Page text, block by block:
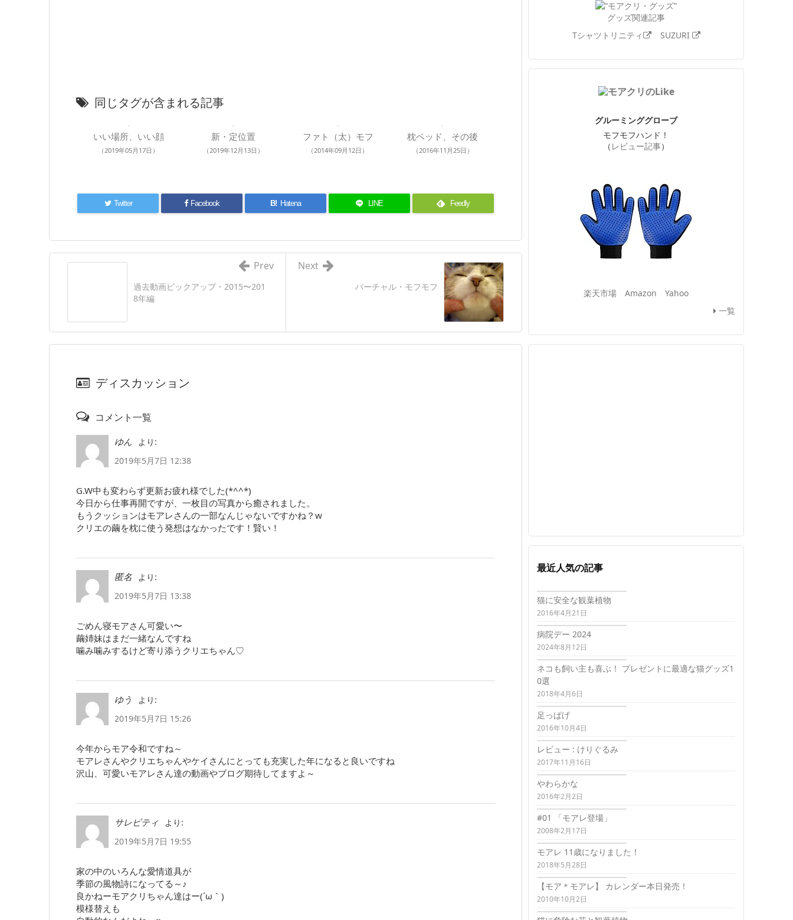
同じタグが含まれる記事
いい場所、いい顔
（2019年05月17日）
新・定位置
（2019年12月13日）
ファト（太）モフ
（2014年09月12日）
枕ベッド、その後
（2016年11月25日）
Twitter Facebook B! Hatena LINE Feedly
バーチャル・モフモフ
Next
過去動画ピックアップ・2015〜201
8年編
Prev
ディスカッション
コメント一覧
ゆん
より:
2019年5月7日 12:38
G.W中も変わらず更新お疲れ様でした(*^^*)
今日から仕事再開ですが、一枚目の写真から癒されました。
もうクッションはモアレさんの一部なんじゃないですかね？w
クリエの繭を枕に使う発想はなかったです！賢い！
匿名
より:
2019年5月7日 13:38
ごめん寝モアさん可愛い〜
繭姉妹はまだ一緒なんですね
噛み噛みするけど寄り添うクリエちゃん♡
ゆう
より:
2019年5月7日 15:26
今年からモア令和ですね～
モアレさんやクリエちゃんやケイさんにとっても充実した年になると良いですね
沢山、可愛いモアレさん達の動画やブログ期待してますよ～
サレビティ
より:
2019年5月7日 19:55
家の中のいろんな愛情道具が
季節の風物詩になってる～♪
良かねーモアクリちゃん達はー(´ω｀)
模様替えも
グッズ関連記事
Tシャツトリニティ
SUZURI
グルーミンググローブ
モフモフハンド！
（ レビュー記事）
楽天市場 Amazon
Yahoo
一覧
最近人気の記事
猫に安全な観葉植物
2016年4月21日
病院デー 2024
2024年8月12日
ネコも飼い主も喜ぶ！ プレゼントに最適な猫グッズ1
0選
2018年4月6日
足っぱげ
2016年10月4日
レビュー : けりぐるみ
2017年11月16日
やわらかな
2016年2月2日
#01 「モアレ登場」
2008年2月17日
モアレ 11歳になりました！
2018年5月28日
【モア＊モアレ】 カレンダー本日発売！
2010年10月2日